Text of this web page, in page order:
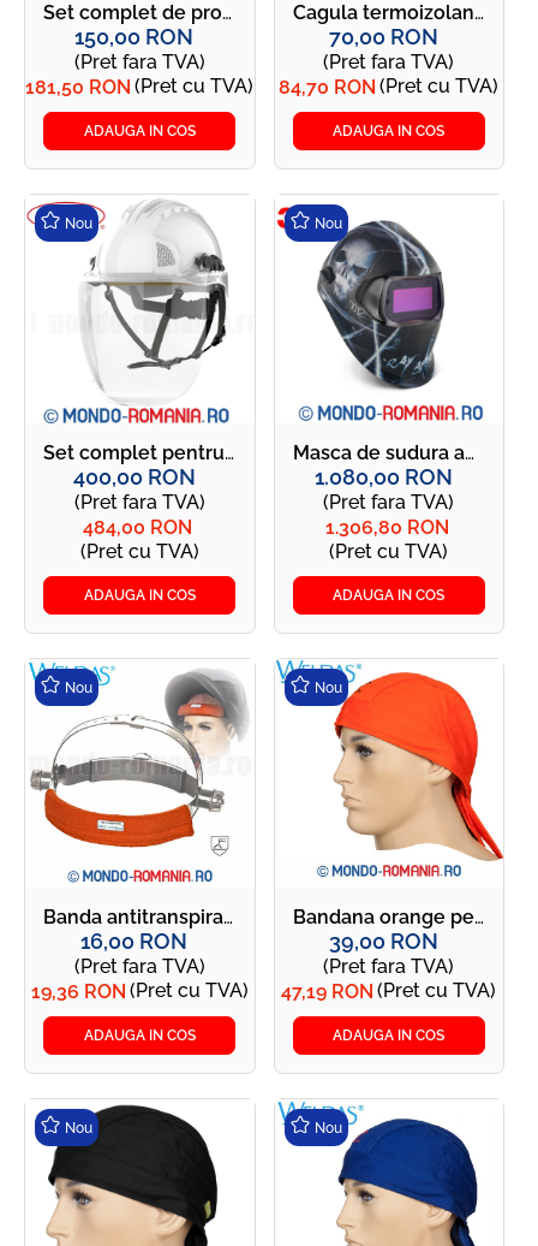
Set complet de protectie pentru lucratori forestieri - Basic Forestry - casca, viziera, antifoane - FB1134
150,00 RON
(Pret fara TVA)
181,50 RON (Pret cu TVA)
ADAUGA IN COS
Cagula termoizolanta PASSAMONTAGNA - MC2316
70,00 RON
(Pret fara TVA)
84,70 RON (Pret cu TVA)
ADAUGA IN COS
Set complet pentru electricieni: casca si viziera - JSP EVOGuard C5Max Electrical
Nou
400,00 RON
(Pret fara TVA)
484,00 RON
(Pret cu TVA)
ADAUGA IN COS
Masca de sudura automata, cu cristale lichide - 3M XTERMINATOR 100V - LA COMANDA
Nou
1.080,00 RON
(Pret fara TVA)
1.306,80 RON
(Pret cu TVA)
ADAUGA IN COS
Banda antitranspiratie pentru masca de sudura - Banda WELDAS Comforter
Nou
16,00 RON
(Pret fara TVA)
19,36 RON (Pret cu TVA)
ADAUGA IN COS
Bandana orange pentru sudori - Bandana Weldas DOO-RAG
Nou
39,00 RON
(Pret fara TVA)
47,19 RON (Pret cu TVA)
ADAUGA IN COS
Nou Nou